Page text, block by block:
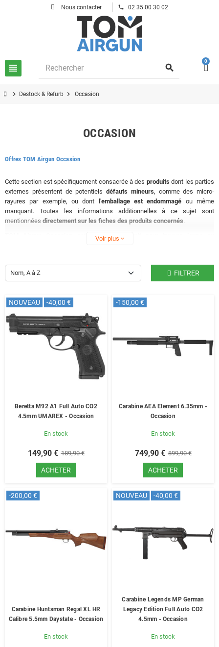
Nous contacter phone 02 35 00 30 02
view_headline search
0
chevron_right Destock & Refurb chevron_right Occasion
OCCASION
Offres TOM Airgun Occasion
Cette section est spécifiquement consacrée à des produitsdont les parties
externes présentent de potentiels défauts mineurs, comme des micro-
rayures par exemple, ou dont l'emballage est endommagé ou même
manquant. Toutes les informations additionnelles à ce sujet sont
mentionnées directement sur les fiches des produits concernés.
est le parfait endroit pour trouver l'arme ou
section.
Voir plus expand_more
Nom, A à Z FILTRER
-40,00 €
NOUVEAU
Beretta M92 A1 Full Auto CO2
4.5mm UMAREX - Occasion
En stock
149,90 € 189,90 €
ACHETER
-150,00 €
Carabine AEA Element 6.35mm -
Occasion
En stock
749,90 € 899,90 €
ACHETER
-200,00 €
Carabine Huntsman Regal XL HR
Calibre 5.5mm Daystate - Occasion
En stock
-40,00 €
NOUVEAU
Carabine Legends MP German
Legacy Edition Full Auto CO2
4.5mm - Occasion
En stock